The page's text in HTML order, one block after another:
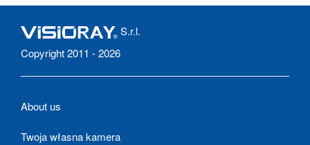
S.r.l.
Copyright 2011 - 2026
About us
Twoja własna kamera